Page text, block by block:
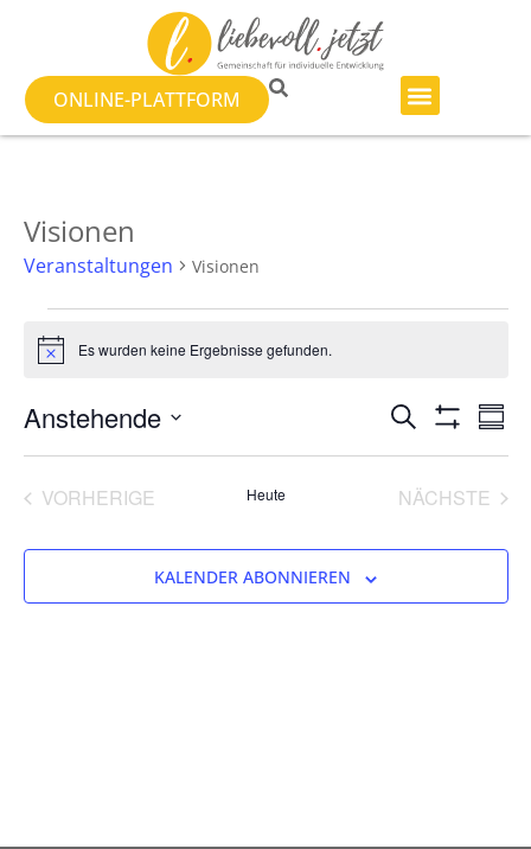
ONLINE-PLATTFORM
Visionen
Veranstaltungen Visionen
HinweisEs wurden keine Ergebnisse gefunden.
Suche
und
SUCHE
Anstehende
auswählen.
VORHERIGE VERANSTALTUNGEN
Heute NÄCHSTE
KALENDER ABONNIEREN